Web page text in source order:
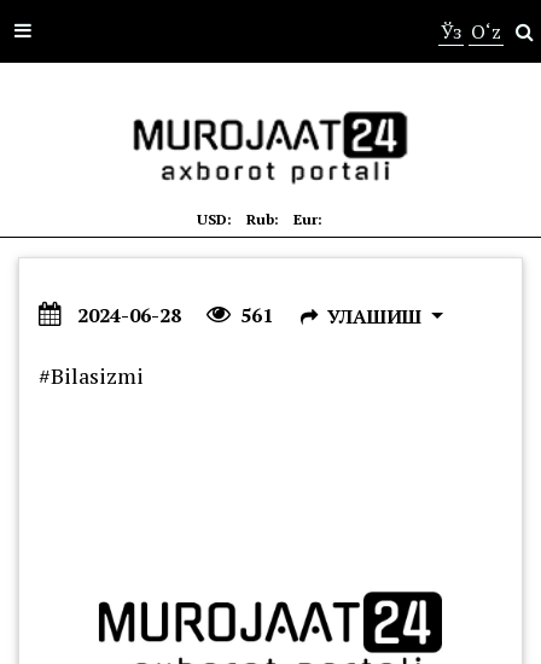
Ўз O‘z
USD: Rub: Eur:
2024-06-28 561 УЛАШИШ
#Bilasizmi